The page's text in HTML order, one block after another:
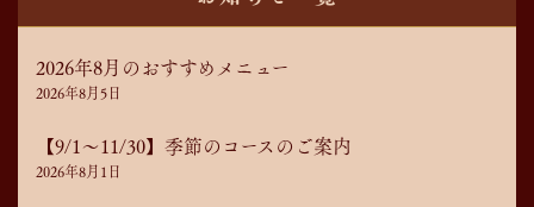
2026年8月のおすすめメニュー
2026年8月5日
【9/1～11/30】季節のコースのご案内
2026年8月1日